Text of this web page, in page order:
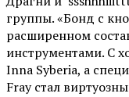
группы. «Бонд с
расширенном
инструментами. С
Inna Syberia, а
Fray стал